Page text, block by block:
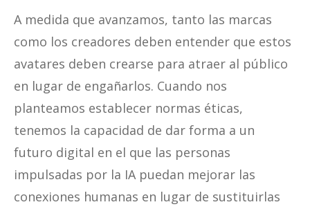
A medida que avanzamos, tanto las marcas
como los creadores deben entender que estos
avatares deben crearse para atraer al público
en lugar de engañarlos. Cuando nos
planteamos establecer normas éticas,
tenemos la capacidad de dar forma a un
futuro digital en el que las personas
impulsadas por la IA puedan mejorar las
conexiones humanas en lugar de sustituirlas